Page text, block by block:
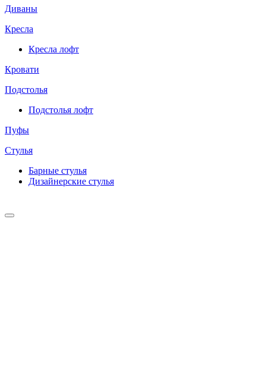
Диваны
Кресла
Кресла лофт
Кровати
Подстолья
Подстолья лофт
Пуфы
Стулья
Барные cтулья
Дизайнерские cтулья